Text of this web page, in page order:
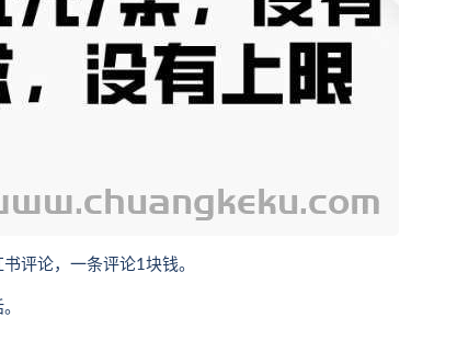
评论，一条评论1块钱。